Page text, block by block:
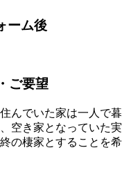
ーム後
ご要望
んでいた家は一人で暮
空き家となっていた実
の棲家とすることを希